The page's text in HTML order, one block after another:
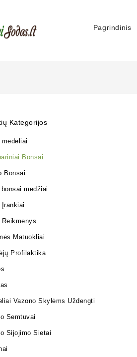
Pagrindinis
Kategorijos
medeliai
Bonsai
Bonsai
medžiai
Įrankiai
Reikmenys
Matuokliai
Profilaktika
Vazono Skylėms Uždengti
Semtuvai
Sijojimo Sietai